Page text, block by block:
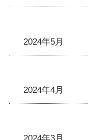
2024年5月
2024年4月